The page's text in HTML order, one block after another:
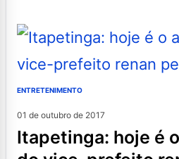
ENTRETENIMENTO
01 de outubro de 2017
itapetinga: hoje é o aniversário